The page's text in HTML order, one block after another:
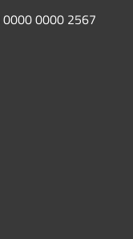
0000 0000 2567